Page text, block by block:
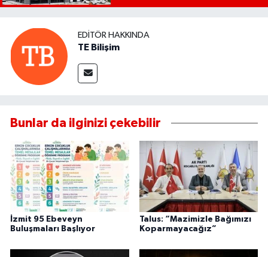
EDITÖR HAKKINDA
TE Bilişim
Bunlar da ilginizi çekebilir
İzmit 95 Ebeveyn
Buluşmaları Başlıyor
Talus: “Mazimizle Bağımızı
Koparmayacağız”